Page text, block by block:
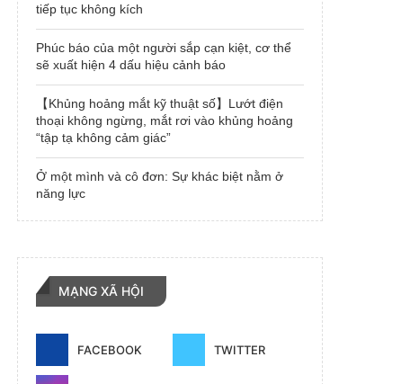
tiếp tục không kích
Phúc báo của một người sắp cạn kiệt, cơ thể
sẽ xuất hiện 4 dấu hiệu cảnh báo
【Khủng hoảng mắt kỹ thuật số】Lướt điện
thoại không ngừng, mắt rơi vào khủng hoảng
“tập tạ không cảm giác”
Ở một mình và cô đơn: Sự khác biệt nằm ở
năng lực
MẠNG XÃ HỘI
FACEBOOK TWITTER